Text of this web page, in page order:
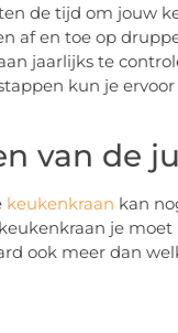
de tijd om jouw
af en toe op
jaarlijks te
kun je
van de
keukenkraan kan
je
ook meer dan